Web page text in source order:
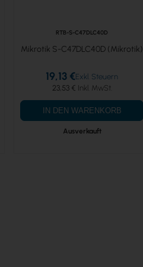
RTB-S-C47DLC40D
Mikrotik S-C47DLC40D (Mikrotik)
Ausverkauft
23,53 €
19,13 €
IN DEN WARENKORB